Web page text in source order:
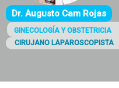
Dr. Augusto Cam Rojas
GINECOLOGÍA Y OBSTETRICIA
CIRUJANO LAPAROSCOPISTA